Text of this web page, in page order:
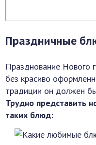
Праздничные
Празднование Нового
без красиво
традиции он должен
Трудно представить
таких блюд: